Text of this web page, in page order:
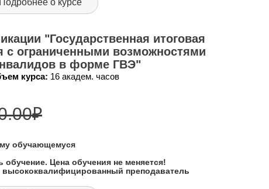
Подробнее о курсе
"Государственная итоговая
с ограниченными возможностями
в форме ГВЭ"
курса: 16 академ. часов
₽
обучающемуся
Цена обучения не меняется!
преподаватель